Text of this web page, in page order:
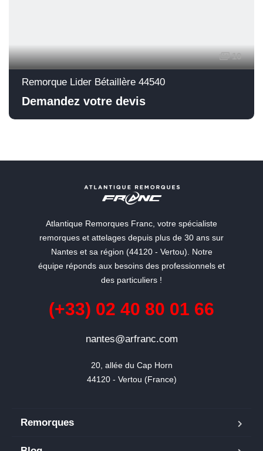
10
Remorque Lider Bétaillère 44540
Demandez votre devis
Atlantique Remorques Franc, votre spécialiste
remorques et attelages depuis plus de 30 ans sur
Nantes et sa région (44120 - Vertou). Notre
équipe réponds aux besoins des professionnels et
des particuliers !
(+33) 02 40 80 01 66
nantes@arfranc.com
20, allée du Cap Horn
44120 - Vertou (France)
Remorques